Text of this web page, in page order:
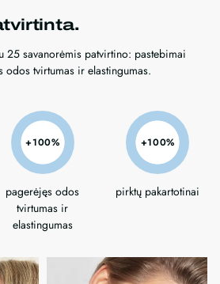
25 savanorėmis patvirtino: pastebimai
odos tvirtumas ir elastingumas.
+100%
pagerėjęs odos
tvirtumas ir
elastingumas
+100%
pirktų pakartotinai